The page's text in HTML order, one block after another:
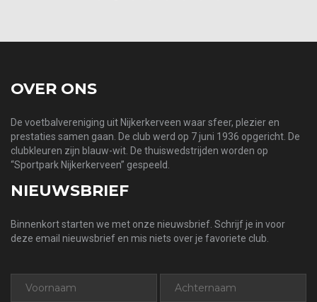
OVER ONS
De voetbalvereniging uit Nijkerkerveen waar sfeer, plezier en
prestaties samen gaan. De club werd op 7 juni 1936 opgericht. De
clubkleuren zijn blauw-wit. De thuiswedstrijden worden op
“Sportpark Nijkerkerveen” gespeeld.
NIEUWSBRIEF
Binnenkort starten we met onze nieuwsbrief. Schrijf je in voor
deze email nieuwsbrief en mis niets over je favoriete club.